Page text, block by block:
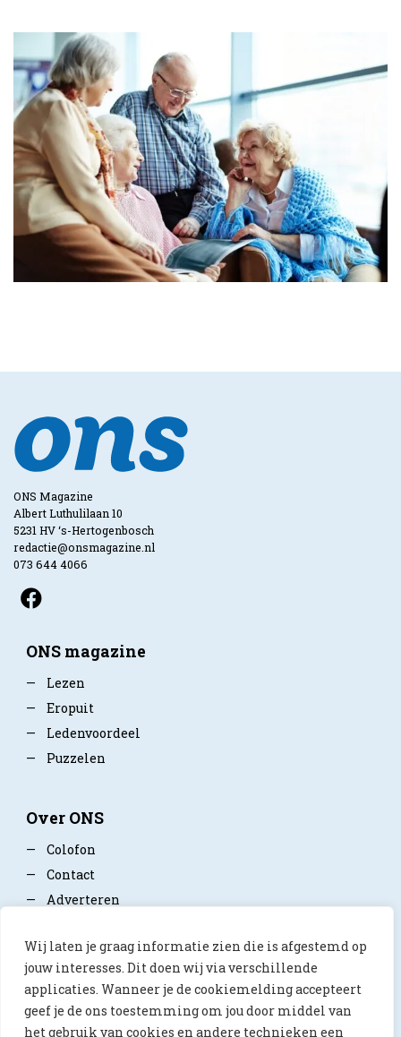
Wij laten je graag informatie zien die is afgestemd op
jouw interesses. Dit doen wij via verschillende
applicaties. Wanneer je de cookiemelding accepteert
geef je de ons toestemming om jou door middel van
het gebruik van cookies en andere technieken een
ONS Magazine
Albert Luthulilaan 10
5231 HV ‘s-Hertogenbosch
redactie@onsmagazine.nl
073 644 4066
ONS magazine
—
Lezen
—
Eropuit
—
Ledenvoordeel
—
Puzzelen
Over ONS
—
Colofon
—
Contact
—
Adverteren
—Privacy policy